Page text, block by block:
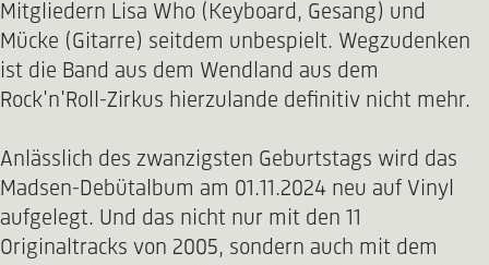
Mitgliedern Lisa Who (Keyboard, Gesang) und
Mücke (Gitarre) seitdem unbespielt. Wegzudenken
ist die Band aus dem Wendland aus dem
Rock'n'Roll-Zirkus hierzulande definitiv nicht mehr.
Anlässlich des zwanzigsten Geburtstags wird das
Madsen-Debütalbum am 01.11.2024 neu auf Vinyl
aufgelegt. Und das nicht nur mit den 11
Originaltracks von 2005, sondern auch mit dem